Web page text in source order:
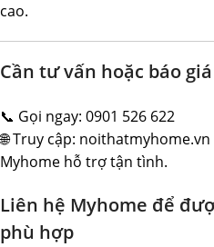
cao.
Cần tư vấn hoặc báo
📞 Gọi ngay: 0901 526 622
🌐 Truy cập:
Myhome hỗ trợ tận tình.
Liên hệ Myhome để
phù hợp